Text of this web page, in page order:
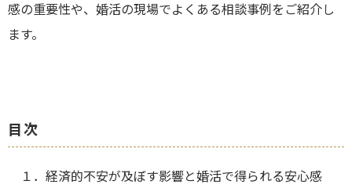
感の重要性や、婚活の現場でよくある相談事例をご紹介し
ます。
目次
１． 経済的不安が及ぼす影響と婚活で得られる安心感